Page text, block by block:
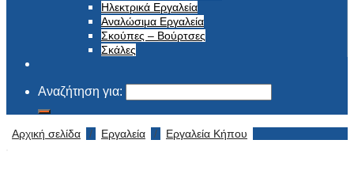
Ηλεκτρικά Εργαλεία
Αναλώσιμα Εργαλεία
Σκούπες – Βούρτσες
Σκάλες
Αναζήτηση για:
Αρχική σελίδα / Εργαλεία / Εργαλεία Κήπου